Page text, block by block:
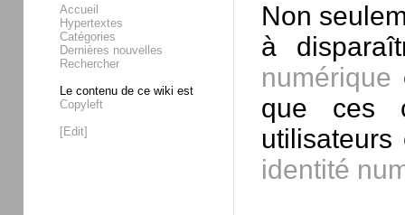
Accueil
Hypertextes
Catégories
Dernières nouvelles
Rechercher
Le contenu de ce wiki est
Copyleft
[Edit]
Non
à
numérique
que ces
identité